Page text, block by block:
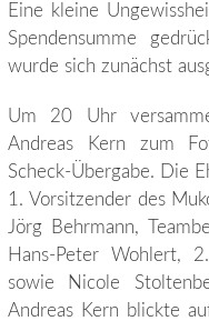
Eine kleine
Spendensumme
wurde sich zunächst
Um 20 Uhr
Andreas Kern zum
Scheck-Übergabe. Die
1. Vorsitzender des
Jörg Behrmann,
Hans-Peter Wohlert,
sowie Nicole
Andreas Kern blickte